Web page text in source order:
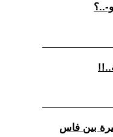
بين فاس